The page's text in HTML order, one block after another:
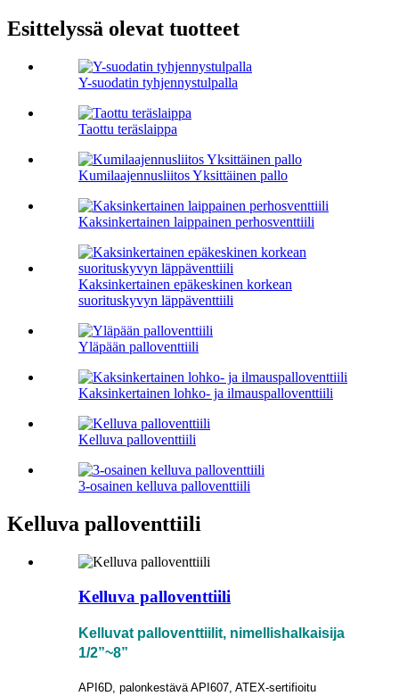
Esittelyssä olevat tuotteet
Y-suodatin tyhjennystulpalla
Taottu teräslaippa
Kumilaajennusliitos Yksittäinen pallo
Kaksinkertainen laippainen perhosventtiili
Kaksinkertainen epäkeskinen korkean
suorituskyvyn läppäventtiili
Yläpään palloventtiili
Kaksinkertainen lohko- ja ilmauspalloventtiili
Kelluva palloventtiili
3-osainen kelluva palloventtiili
Kelluva palloventtiili
Kelluva palloventtiili
Kelluvat palloventtiilit, nimellishalkaisija
1/2”~8”
API6D, palonkestävä API607, ATEX-sertifioitu